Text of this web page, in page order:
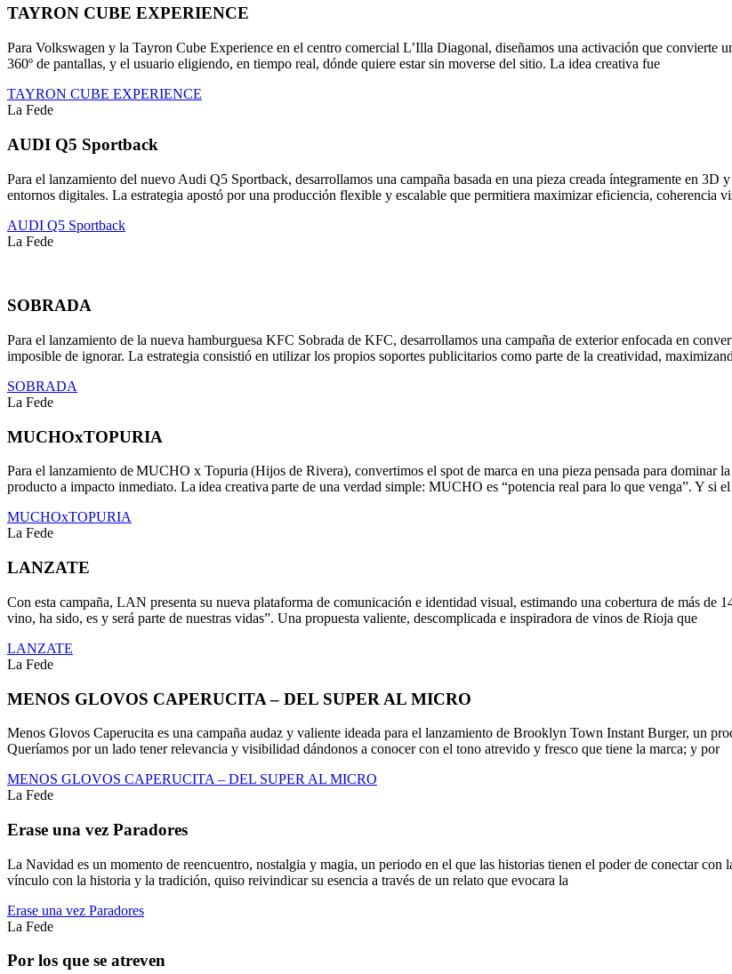
TAYRON CUBE EXPERIENCE
Para Volkswagen y la Tayron Cube Experience en el centro comercial L’Illa Diagonal, diseñamos una activación que convierte
360º de pantallas, y el usuario eligiendo, en tiempo real, dónde quiere estar sin moverse del sitio. La idea creativa fue
TAYRON CUBE EXPERIENCE
La Fede
AUDI Q5 Sportback
Para el lanzamiento del nuevo Audi Q5 Sportback, desarrollamos una campaña basada en una pieza creada íntegramente en
entornos digitales. La estrategia apostó por una producción flexible y escalable que permitiera maximizar eficiencia, coherencia
AUDI Q5 Sportback
La Fede
SOBRADA
Para el lanzamiento de la nueva hamburguesa KFC Sobrada de KFC, desarrollamos una campaña de exterior enfocada en
imposible de ignorar. La estrategia consistió en utilizar los propios soportes publicitarios como parte de la creatividad,
SOBRADA
La Fede
MUCHOxTOPURIA
Para el lanzamiento de MUCHO x Topuria (Hijos de Rivera), convertimos el spot de marca en una pieza pensada para dominar
producto a impacto inmediato. La idea creativa parte de una verdad simple: MUCHO es “potencia real para lo que venga”. Y si el
MUCHOxTOPURIA
La Fede
LANZATE
Con esta campaña, LAN presenta su nueva plataforma de comunicación e identidad visual, estimando una cobertura de más
vino, ha sido, es y será parte de nuestras vidas”. Una propuesta valiente, descomplicada e inspiradora de vinos de Rioja que
LANZATE
La Fede
MENOS GLOVOS CAPERUCITA – DEL SUPER AL MICRO
Menos Glovos Caperucita es una campaña audaz y valiente ideada para el lanzamiento de Brooklyn Town Instant Burger, un
Queríamos por un lado tener relevancia y visibilidad dándonos a conocer con el tono atrevido y fresco que tiene la marca; y por
MENOS GLOVOS CAPERUCITA – DEL SUPER AL MICRO
La Fede
Erase una vez Paradores
La Navidad es un momento de reencuentro, nostalgia y magia, un periodo en el que las historias tienen el poder de conectar
vínculo con la historia y la tradición, quiso reivindicar su esencia a través de un relato que evocara la
Erase una vez Paradores
La Fede
Por los que se atreven